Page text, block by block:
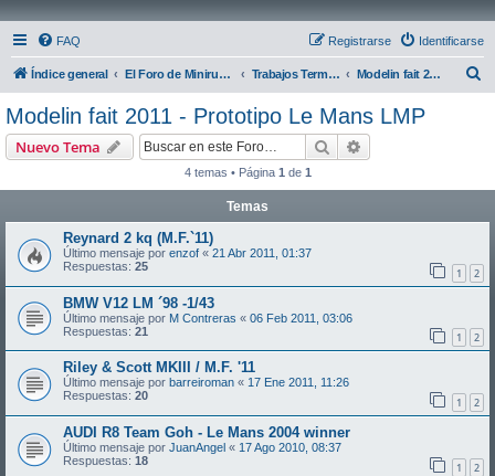
FAQ Identificarse
Registrarse
Índice general El Foro de Miniruedas Trabajos Terminados Modelin fait 2011 - Prototipo Le Mans LMP
Modelin fait 2011 - Prototipo Le Mans LMP
Nuevo Tema Buscar
4 temas • Página 1 de 1
Temas
Reynard 2 kq (M.F.`11)
Último mensaje por enzof « 21 Abr 2011, 01:37
Respuestas: 25 1 2
BMW V12 LM ´98 -1/43
Último mensaje por M Contreras « 06 Feb 2011, 03:06
Respuestas: 21 1 2
Riley & Scott MKIII / M.F. '11
Último mensaje por barreiroman « 17 Ene 2011, 11:26
Respuestas: 20 1 2
AUDI R8 Team Goh - Le Mans 2004 winner
Último mensaje por JuanAngel « 17 Ago 2010, 08:37
Respuestas: 18 1 2